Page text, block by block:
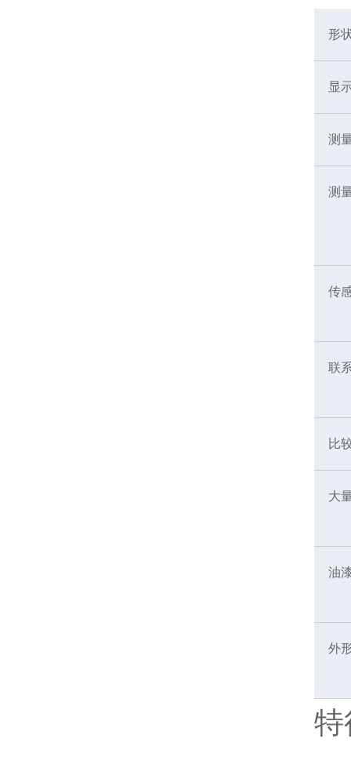
形
显
测
测
传
联
比
大
油
外
特